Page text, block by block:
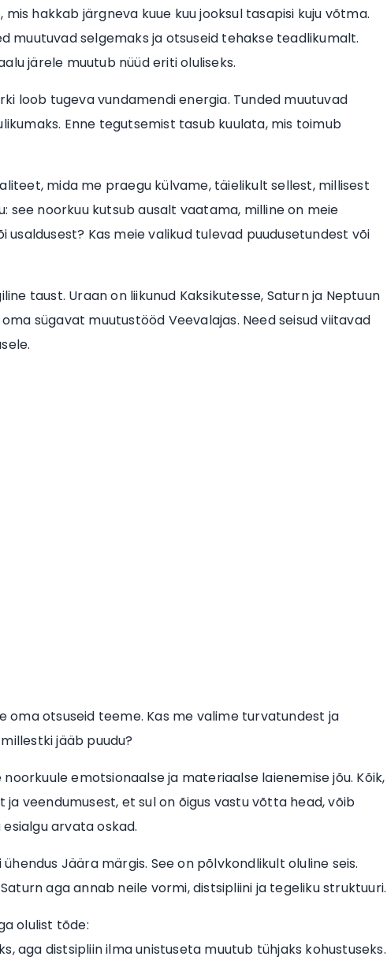
hakkab järgneva kuue kuu jooksul tasapisi kuju võtma.
muutuvad selgemaks ja otsuseid tehakse teadlikumalt.
järele muutub nüüd eriti oluliseks.
loob tugeva vundamendi energia. Tunded muutuvad
Enne tegutsemist tasub kuulata, mis toimub
mida me praegu külvame, täielikult sellest, millisest
see noorkuu kutsub ausalt vaatama, milline on meie
Kas meie valikud tulevad puudusetundest või
taust. Uraan on liikunud Kaksikutesse, Saturn ja Neptuun
sügavat muutustööd Veevalajas. Need seisud viitavad
oma otsuseid teeme. Kas me valime turvatundest ja
jääb puudu?
emotsionaalse ja materiaalse laienemise jõu. Kõik,
veendumusest, et sul on õigus vastu võtta head, võib
arvata oskad.
Jäära märgis. See on põlvkondlikult oluline seis.
aga annab neile vormi, distsipliini ja tegeliku struktuuri.
olulist tõde:
aga distsipliin ilma unistuseta muutub tühjaks kohustuseks.